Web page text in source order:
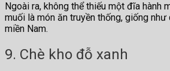
Ngoài ra, không thể thiếu một đĩa hành
muối là món ăn truyền thống, giống
miền Nam.
9. Chè kho đỗ xanh